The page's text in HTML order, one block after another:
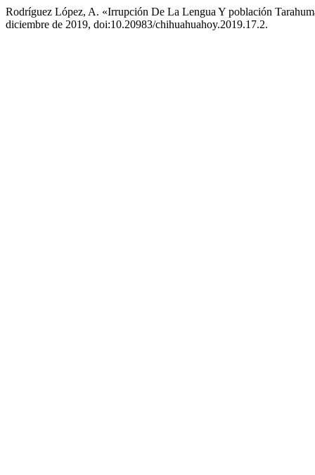
Rodríguez López, A. «Irrupción De La Lengua Y población
diciembre de 2019, doi:10.20983/chihuahuahoy.2019.17.2.